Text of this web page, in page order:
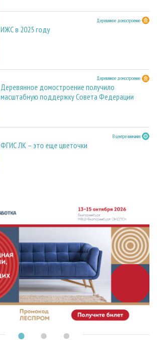
Деревянное домостроение
ИЖС в 2025 году
Деревянное домостроение
Деревянное домостроение получило
масштабную поддержку Совета Федерации
В центре внимания
ФГИС ЛК – это еще цветочки